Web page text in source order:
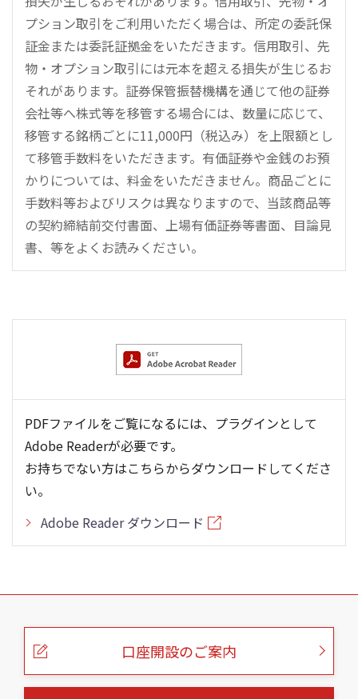
プション取引をご利用いただく場合は、所定の委託保
証金または委託証拠金をいただきます。信用取引、先
物・オプション取引には元本を超える損失が生じるお
それがあります。証券保管振替機構を通じて他の証券
会社等へ株式等を移管する場合には、数量に応じて、
移管する銘柄ごとに11,000円（税込み）を上限額とし
て移管手数料をいただきます。有価証券や金銭のお預
かりについては、料金をいただきません。商品ごとに
手数料等およびリスクは異なりますので、当該商品等
の契約締結前交付書面、上場有価証券等書面、目論見
書、等をよくお読みください。
PDFファイルをご覧になるには、プラグインとして
Adobe Readerが必要です。
お持ちでない方はこちらからダウンロードしてくださ
い。
Adobe Reader ダウンロード
こ
口座開設のご案内